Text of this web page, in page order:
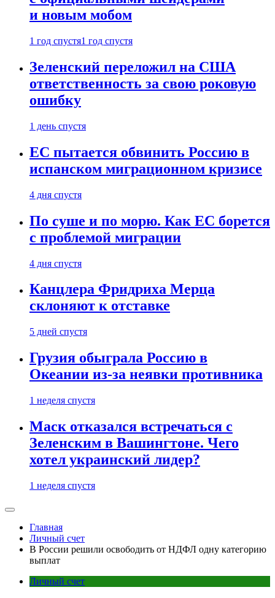
и новым мобом
1 год спустя1 год спустя
Зеленский переложил на США
ответственность за свою роковую
ошибку
1 день спустя
ЕС пытается обвинить Россию в
испанском миграционном кризисе
4 дня спустя
По суше и по морю. Как ЕС борется
с проблемой миграции
4 дня спустя
Канцлера Фридриха Мерца
склоняют к отставке
5 дней спустя
Грузия обыграла Россию в
Океании из-за неявки противника
1 неделя спустя
Маск отказался встречаться с
Зеленским в Вашингтоне. Чего
хотел украинский лидер?
1 неделя спустя
Главная
Личный счет
В России решили освободить от НДФЛ одну категорию
выплат
Личный счет